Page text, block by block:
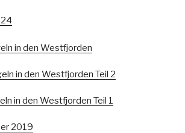
in den Westfjorden
in den Westfjorden Teil 2
in den Westfjorden Teil 1
2019